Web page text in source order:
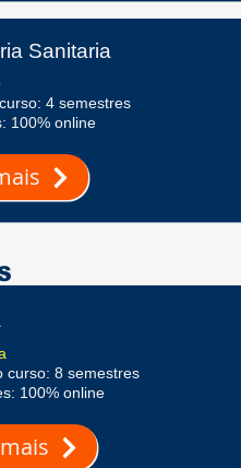
Sanitaria
4 semestres
100% online
curso: 8 semestres
100% online